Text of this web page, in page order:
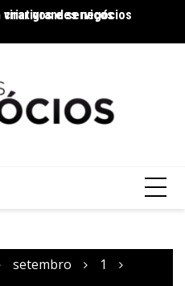
virar grandes negócios
criativos e serviços
setembro
1